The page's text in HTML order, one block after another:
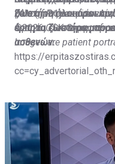
μέλος της
αγοράς είτε στη
21% (n=21) συμφωνούν
έρπητα ζωστήρα τον
ζωστήρα όλοι όσοι
έρπητα ζωστήρα
ασθενών.
Date of Preparation:
©2026 GSK Group of
Images are patient
https://